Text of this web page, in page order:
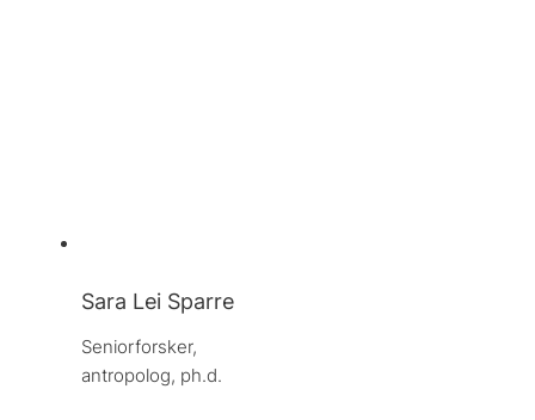
Sara Lei Sparre
Seniorforsker,
antropolog, ph.d.